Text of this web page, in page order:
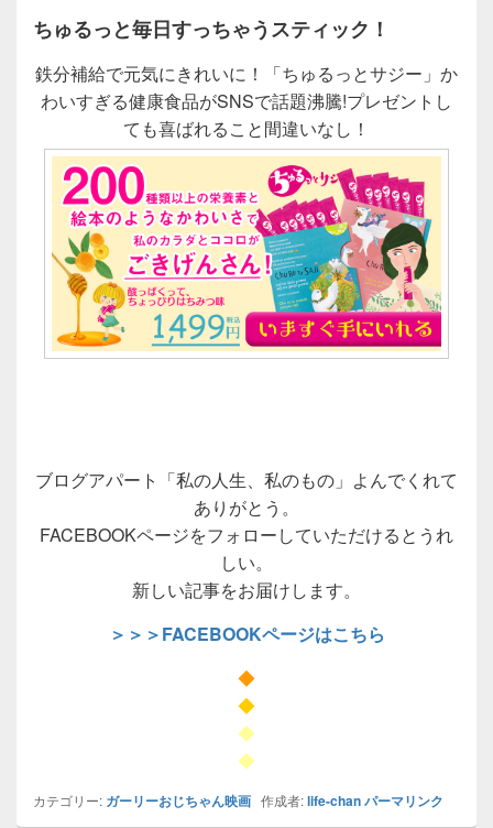
ちゅるっと毎日すっちゃうスティック！
鉄分補給で元気にきれいに！「ちゅるっとサジー」か
わいすぎる健康食品がSNSで話題沸騰!プレゼントし
ても喜ばれること間違いなし！
ブログアパート「私の人生、私のもの」よんでくれて
ありがとう。
FACEBOOKページをフォローしていただけるとうれ
しい。
新しい記事をお届けします。
＞＞＞FACEBOOKページはこちら
◆
◆
◆
◆
カテゴリー: ガーリーおじちゃん映画 作成者:life-chanパーマリンク